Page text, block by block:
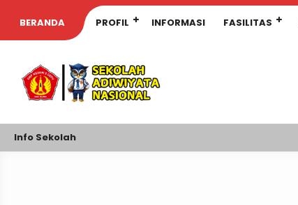
BERANDA PROFIL INFORMASI FASILITAS
Info Sekolah